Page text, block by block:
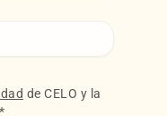
de CELO y la
*